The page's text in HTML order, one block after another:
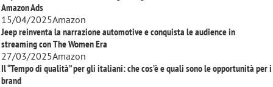
Amazon Ads
15/04/2025Amazon
Jeep reinventa la narrazione automotive e conquista le audience in
streaming conThe Women Era
27/03/2025Amazon
Il “Tempo di qualità” per gli italiani: che cos’è e quali sono le opportunità per i
brand